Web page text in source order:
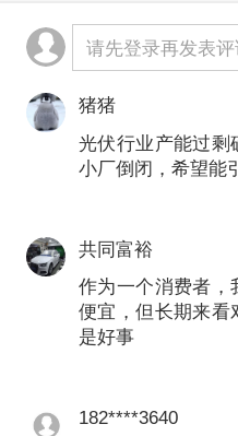
在产业发展层面
下降，企业参与‘
本，导致行业发
压降研发支出、
甚至带来安全隐
衷背道而驰。”宋
约束低效低质的“
过科技创新和优
请先登录再发表评
猪猪
光伏行业产能过剩
小厂倒闭，希望能
共同富裕
作为一个消费者，
便宜，但长期来看
是好事
182****3640